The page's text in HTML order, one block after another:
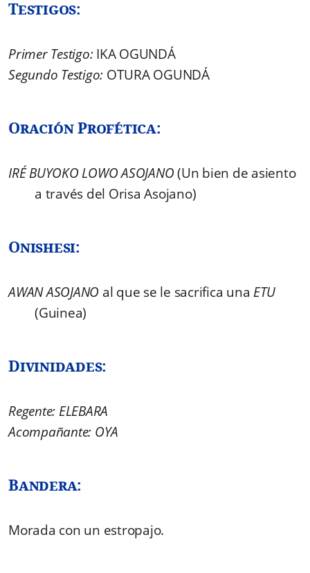
Testigos:
Primer Testigo: IKA OGUNDÁ
Segundo Testigo: OTURA OGUNDÁ
Oración Profética:
IRÉ BUYOKO LOWO ASOJANO(Un bien de asiento
a través del Orisa Asojano)
Onishesi:
AWAN ASOJANO al que se le sacrifica una ETU
(Guinea)
Divinidades:
Regente: ELEBARA
Acompañante: OYA
Bandera:
Morada con un estropajo.